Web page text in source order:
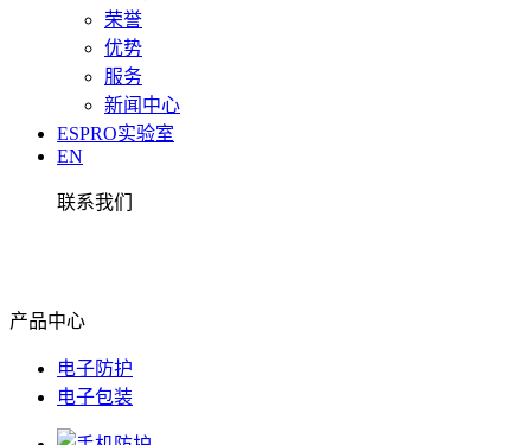
荣誉
优势
服务
新闻中心
ESPRO实验室
EN
联系我们
产品中心
电子防护
电子包装